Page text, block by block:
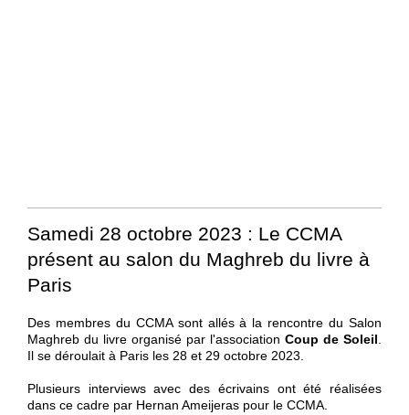
Samedi 28 octobre 2023 : Le CCMA
présent au salon du Maghreb du livre à
Paris
Des membres du CCMA sont allés à la rencontre du Salon
Maghreb du livre organisé par l'association Coup de Soleil.
Il se déroulait à Paris les 28 et 29 octobre 2023.
Plusieurs interviews avec des écrivains ont été réalisées
dans ce cadre par Hernan Ameijeras pour le CCMA.